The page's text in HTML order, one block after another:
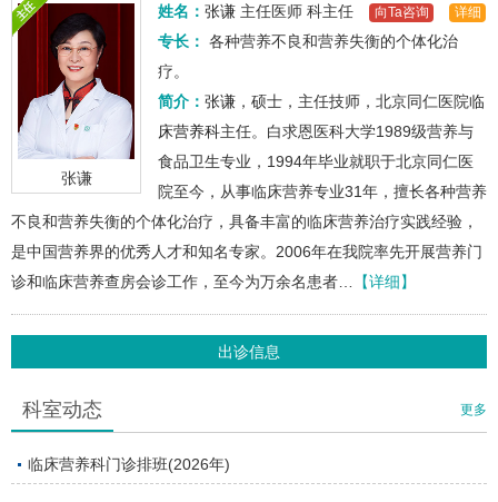
张谦
姓名： 张谦 主任医师 科主任 向Ta咨询 详细
专长： 各种营养不良和营养失衡的个体化治
疗。
简介： 张谦 ，硕士，主任技师，北京同仁医院临
床营养科主任。白求恩医科大学1989级营养与
食品卫生专业，1994年毕业就职于北京同仁医
院至今，从事临床营养专业31年，擅长各种营养
不良和营养失衡的个体化治疗，具备丰富的临床营养治疗实践经验，
是中国营养界的优秀人才和知名专家。2006年在我院率先开展营养门
诊和临床营养查房会诊工作，至今为万余名患者…
【详细】
出诊信息
更多
科室动态
临床营养科门诊排班(2026年)